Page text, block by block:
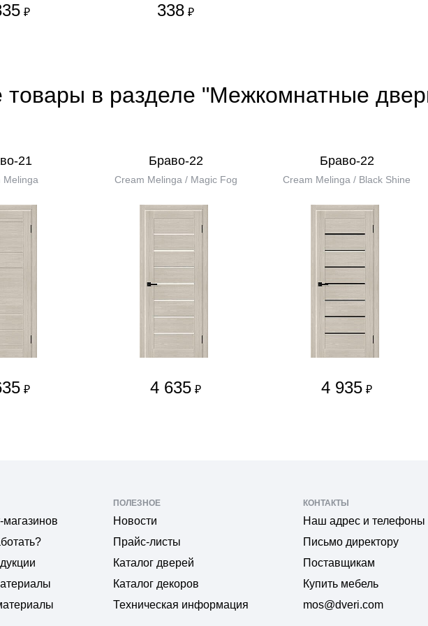
₽ 338 ₽
товары в разделе "Межкомнатные
21
Melinga
₽
Браво-22
Cream Melinga / Magic Fog
4 635 ₽
Браво-22
Cream Melinga / Black Shine
4 935 ₽
магазинов
ПОЛЕЗНОЕ
Новости
Прайс-листы
Каталог дверей
Каталог декоров
Техническая информация
КОНТАКТЫ
Наш адрес и телефоны
Письмо директору
Поставщикам
Купить мебель
mos@dveri.com